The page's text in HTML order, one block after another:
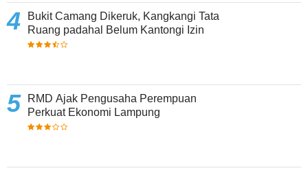
Bukit Camang Dikeruk, Kangkangi Tata
Ruang padahal Belum Kantongi Izin
RMD Ajak Pengusaha Perempuan
Perkuat Ekonomi Lampung